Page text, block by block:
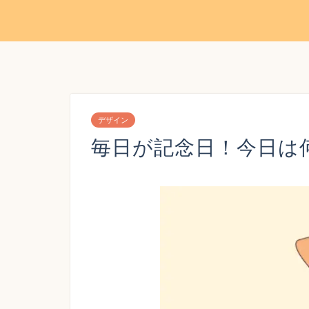
デザイン
毎日が記念日！今日は